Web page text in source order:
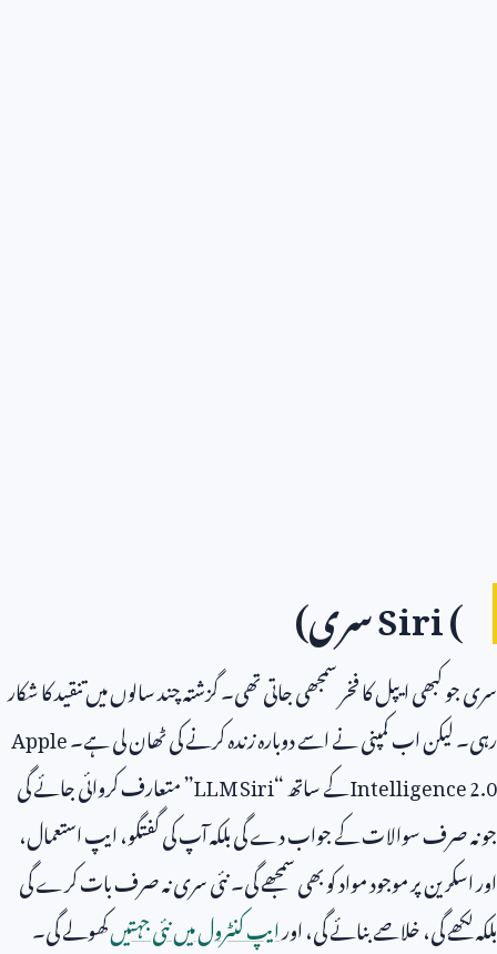
Siri (سری)
سری جو کبھی ایپل کا فخر سمجھی جاتی تھی۔ گزشتہ چند سالوں میں تنقید کا شکار
رہی۔ لیکن اب کمپنی نے اسے دوبارہ زندہ کرنے کی ٹھان لی ہے۔Apple
Intelligence 2.0کے ساتھ “LLM Siri” متعارف کروائی جائے گی
جو نہ صرف سوالات کے جواب دے گی بلکہ آپ کی گفتگو، ایپ استعمال،
اور اسکرین پر موجود مواد کو بھی سمجھے گی۔ نئی سری نہ صرف بات کرے گی
بلکہ لکھے گی، خلاصے بنائے گی، اورایپ کنٹرول میں نئی جہتیںکھولے گی۔